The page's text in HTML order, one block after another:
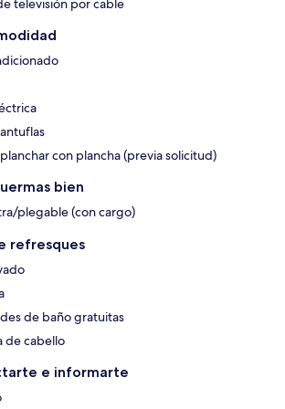
televisión por cable
con plancha (previa solicitud)
bien
plegable (con cargo)
refresques
de baño gratuitas
de cabello
e informarte